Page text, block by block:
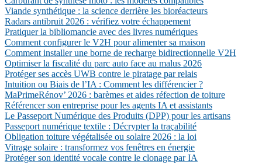
Viande synthétique : la science derrière les bioréacteurs
Radars antibruit 2026 : vérifiez votre échappement
Pratiquer la bibliomancie avec des livres numériques
Comment configurer le V2H pour alimenter sa maison
Comment installer une borne de recharge bidirectionnelle V2H
Optimiser la fiscalité du parc auto face au malus 2026
Protéger ses accès UWB contre le piratage par relais
Intuition ou Biais de l’IA : Comment les différencier ?
MaPrimeRénov’ 2026 : barèmes et aides réfection de toiture
Référencer son entreprise pour les agents IA et assistants
Le Passeport Numérique des Produits (DPP) pour les artisans
Passeport numérique textile : Décrypter la traçabilité
Obligation toiture végétalisée ou solaire 2026 : la loi
Vitrage solaire : transformez vos fenêtres en énergie
Protéger son identité vocale contre le clonage par IA